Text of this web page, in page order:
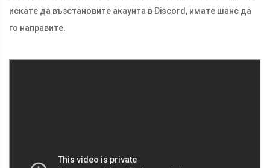
искате да възстановите акаунта в Discord, имате шанс да
го направите.